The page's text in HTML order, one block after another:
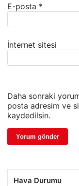
E-posta *
İnternet sitesi
Daha sonraki
posta adresim ve
kaydedilsin.
Hava Durumu